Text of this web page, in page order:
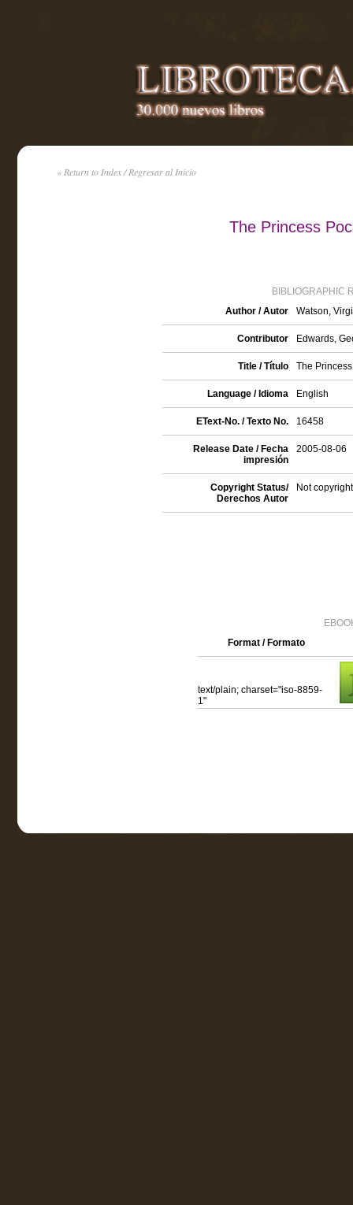
« Return to Index / Regresar al Inicio
The Princess
BIBLIOGRAPHIC
Author / Autor
Watson,
Contributor Edwards,
Title / Título The
Language / Idioma English
EText-No. / Texto No. 16458
Release Date / Fecha
impresión
2005-08-06
Copyright Status/
Derechos Autor
Not
Format / Formato
text/plain; charset="iso-8859-
1"